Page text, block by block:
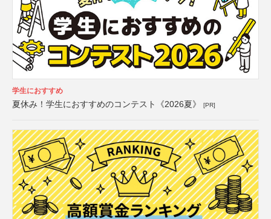
学生におすすめ
夏休み！学生におすすめのコンテスト《2026夏》 [PR]